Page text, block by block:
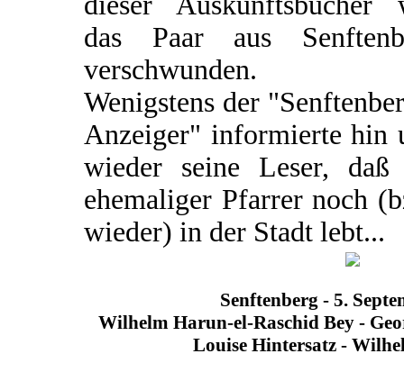
das Paar aus
verschwunden.
Wenigstens der
Anzeiger" informierte hin
wieder seine Leser,
ehemaliger Pfarrer noch
wieder) in der Stadt lebt...
Senftenberg - 5.
Wilhelm Harun-el-Raschid Bey -
Louise Hintersatz -